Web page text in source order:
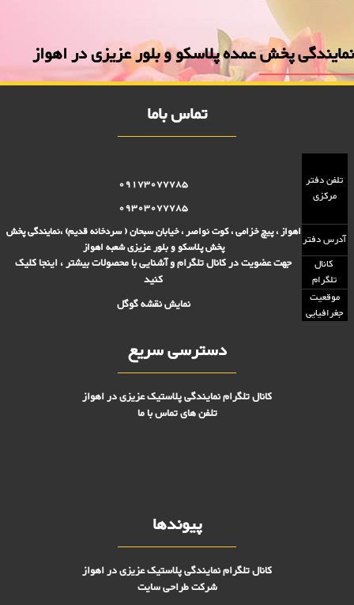
نمایندگی پخش عمده پلاسكو و بلور عزیزی در اهواز
تماس باما
تلفن دفتر
مرکزی
09173077785
09303077785
آدرس دفتراهواز ، پیچ خزامی ، کوت نواصر ، خیابان سبحان ( سردخانه قدیم) ،نمایندگی پخش
پخش پلاسکو و بلور عزیزی شعبه اهواز
کانال
تلگرام
جهت عضویت در کانال تلگرام و آشنایی با محصولات بیشتر ، اینجا کلیک
کنید
موقعیت
جغرافیایی
نمایش نقشه گوگل
دسترسی سریع
کانال تلگرام نمایندگی پلاستیک عزیزی در اهواز
تلفن های تماس با ما
پیوندها
کانال تلگرام نمایندگی پلاستیک عزیزی در اهواز
شرکت طراحی سایت